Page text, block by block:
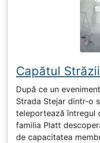
Capătul
După ce un
Strada Stejar dintr-o
teleportează întregul
familia Platt
de capacitatea